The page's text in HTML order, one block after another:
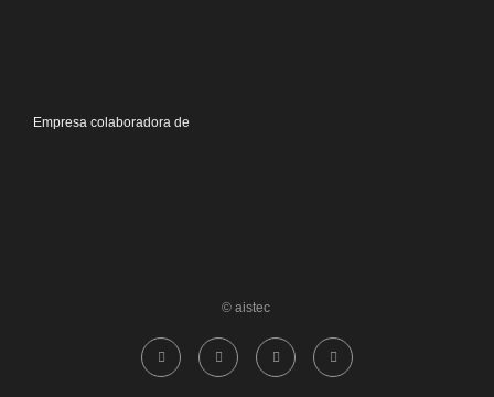
© aistec
Empresa colaboradora de